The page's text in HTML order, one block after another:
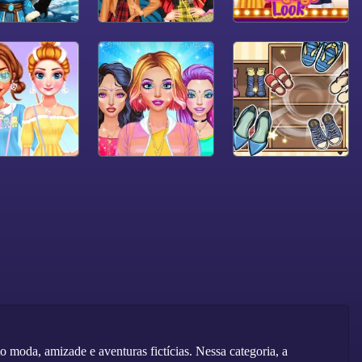
amizade e aventuras fictícias. Nessa categoria, a